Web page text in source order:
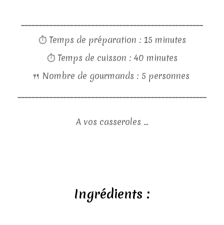
⏱ Temps de préparation : 15 minutes
⏱ Temps de cuisson : 40 minutes
🍴 Nombre de gourmands : 5 personnes
A vos casseroles ...
Ingrédients :